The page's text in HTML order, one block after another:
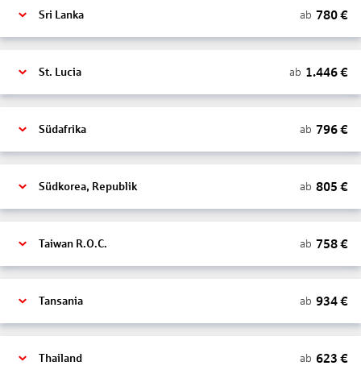
Sri Lanka ab 780€
St. Lucia ab 1.446€
Südafrika ab 796€
Südkorea, Republik ab 805 €
Taiwan R.O.C. ab 758€
Tansania ab 934€
Thailand ab 623 €